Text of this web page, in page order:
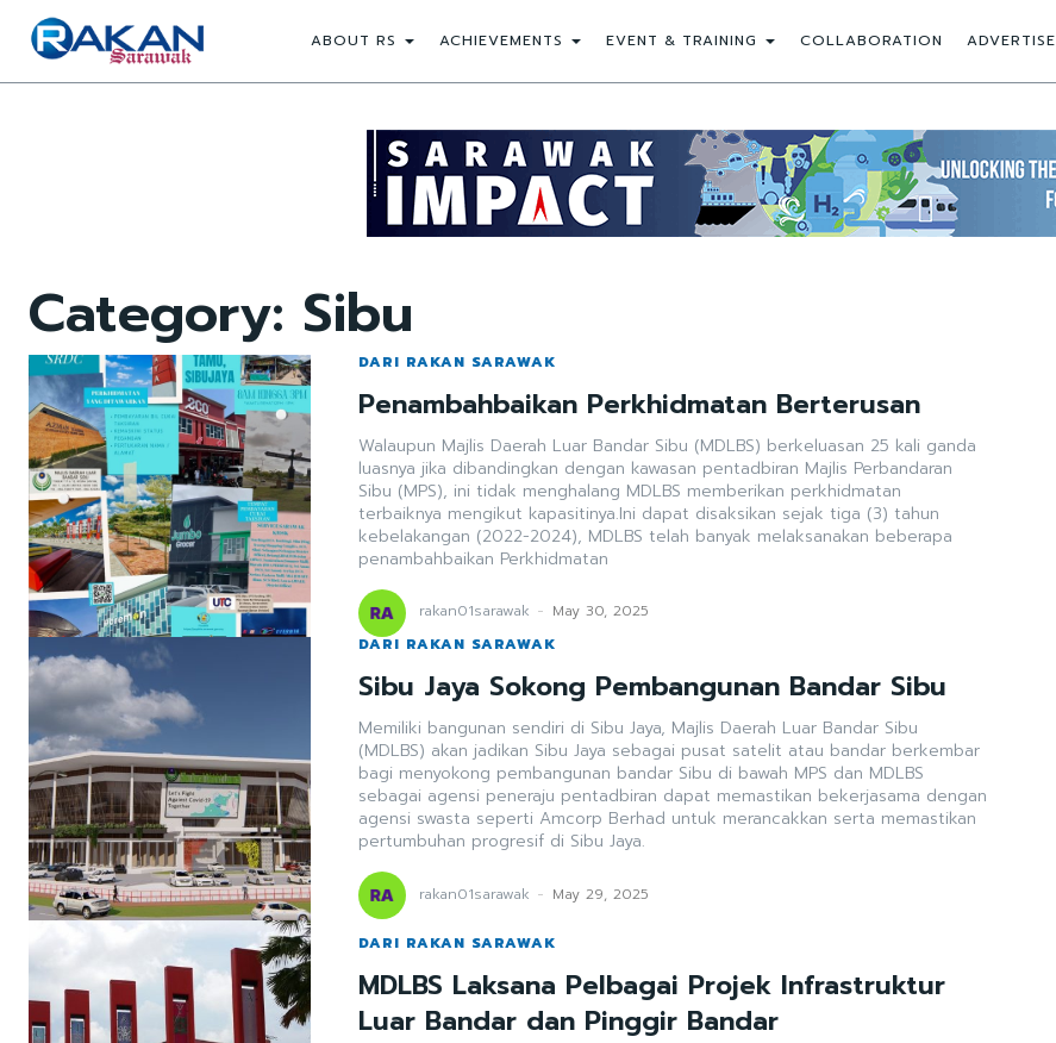
ABOUT RS ACHIEVEMENTS EVENT & TRAINING COLLABORATION ADVERTISE
Category: Sibu
DARI RAKAN SARAWAK
Penambahbaikan Perkhidmatan Berterusan
Walaupun Majlis Daerah Luar Bandar Sibu (MDLBS) berkeluasan 25 kali ganda
luasnya jika dibandingkan dengan kawasan pentadbiran Majlis Perbandaran
Sibu (MPS), ini tidak menghalang MDLBS memberikan perkhidmatan
terbaiknya mengikut kapasitinya.Ini dapat disaksikan sejak tiga (3) tahun
kebelakangan (2022-2024), MDLBS telah banyak melaksanakan beberapa
penambahbaikan Perkhidmatan
rakan01sarawak - May 30, 2025
DARI RAKAN SARAWAK
Sibu Jaya Sokong Pembangunan Bandar Sibu
Memiliki bangunan sendiri di Sibu Jaya, Majlis Daerah Luar Bandar Sibu
(MDLBS) akan jadikan Sibu Jaya sebagai pusat satelit atau bandar berkembar
bagi menyokong pembangunan bandar Sibu di bawah MPS dan MDLBS
sebagai agensi peneraju pentadbiran dapat memastikan bekerjasama dengan
agensi swasta seperti Amcorp Berhad untuk merancakkan serta memastikan
pertumbuhan progresif di Sibu Jaya.
rakan01sarawak - May 29, 2025
DARI RAKAN SARAWAK
MDLBS Laksana Pelbagai Projek Infrastruktur
Luar Bandar dan Pinggir Bandar